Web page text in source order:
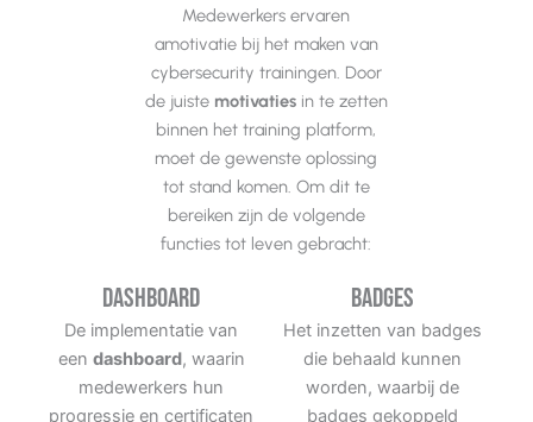
Medewerkers ervaren
amotivatie bij het maken van
cybersecurity trainingen. Door
de juiste motivatiesin te zetten
binnen het training platform,
moet de gewenste oplossing
tot stand komen. Om dit te
bereiken zijn de volgende
functies tot leven gebracht:
Dashboard
De implementatie van
een dashboard, waarin
medewerkers hun
progressie en certificaten
Badges
Het inzetten van badges
die behaald kunnen
worden, waarbij de
badges gekoppeld